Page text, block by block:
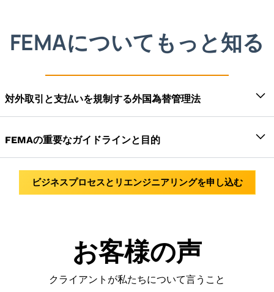
FEMAについてもっと知る
対外取引と支払いを規制する外国為替管理法
インド政府は1999年FEMA（外国為替管理法）を導入
の方針に取って代わり、インドにおける外国為替取引
を管理するFEMAが誕生しました。FEMAの主な目的
と側面は、この法律の規制に従って対外貿易を管理す
引の直接的および間接的な流れを監視するために、イ
ンド準備銀行（RBI）によって規制されている
け穴を埋めるため、政府はさまざまな経済対策や改革
FEMAの重要なガイドラインと目的
ビジネスセクターの対外貿易と支払いの円滑化を図る
ことです。ガイドラインによると、FEMAは外国為替
ドの外国為替市場の発展と国際商取引に関連する手続
きを扱っています。外国為替管理法は、当座預金取引
と資本勘定取引という2つのカテゴリーに分類されま
ビジネスプロセスとリエンジニアリングを申し込む
お客様の声
クライアントが私たちについて言うこと